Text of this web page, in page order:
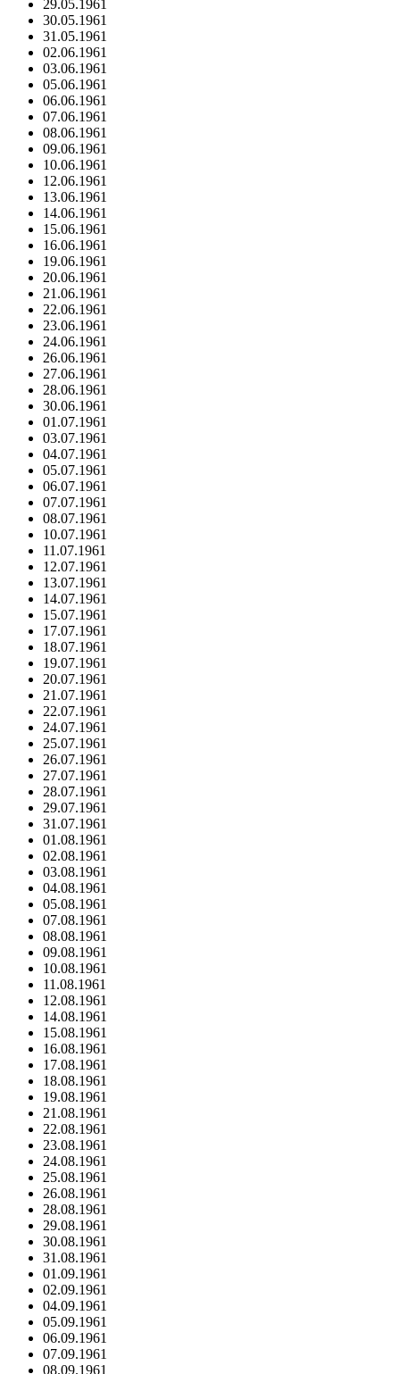
29.05.1961
30.05.1961
31.05.1961
02.06.1961
03.06.1961
05.06.1961
06.06.1961
07.06.1961
08.06.1961
09.06.1961
10.06.1961
12.06.1961
13.06.1961
14.06.1961
15.06.1961
16.06.1961
19.06.1961
20.06.1961
21.06.1961
22.06.1961
23.06.1961
24.06.1961
26.06.1961
27.06.1961
28.06.1961
30.06.1961
01.07.1961
03.07.1961
04.07.1961
05.07.1961
06.07.1961
07.07.1961
08.07.1961
10.07.1961
11.07.1961
12.07.1961
13.07.1961
14.07.1961
15.07.1961
17.07.1961
18.07.1961
19.07.1961
20.07.1961
21.07.1961
22.07.1961
24.07.1961
25.07.1961
26.07.1961
27.07.1961
28.07.1961
29.07.1961
31.07.1961
01.08.1961
02.08.1961
03.08.1961
04.08.1961
05.08.1961
07.08.1961
08.08.1961
09.08.1961
10.08.1961
11.08.1961
12.08.1961
14.08.1961
15.08.1961
16.08.1961
17.08.1961
18.08.1961
19.08.1961
21.08.1961
22.08.1961
23.08.1961
24.08.1961
25.08.1961
26.08.1961
28.08.1961
29.08.1961
30.08.1961
31.08.1961
01.09.1961
02.09.1961
04.09.1961
05.09.1961
06.09.1961
07.09.1961
08.09.1961